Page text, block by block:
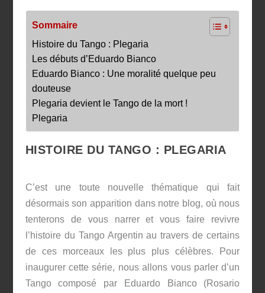
Sommaire
Histoire du Tango : Plegaria
Les débuts d’Eduardo Bianco
Eduardo Bianco : Une moralité quelque peu
douteuse
Plegaria devient le Tango de la mort !
Plegaria
HISTOIRE DU TANGO : PLEGARIA
C’est une toute nouvelle thématique qui fait
désormais son apparition dans notre blog, où nous
tenterons de vous narrer et vous faire revivre
l’histoire du Tango Argentin au travers de certains
de ces morceaux les plus plus célèbres. Pour
inaugurer cette série, nous allons vous parler d’un
Tango composé par Eduardo Bianco (Rosario